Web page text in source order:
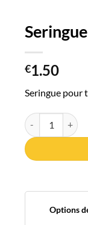
€1.50
Seringue pour
quantité de
Options